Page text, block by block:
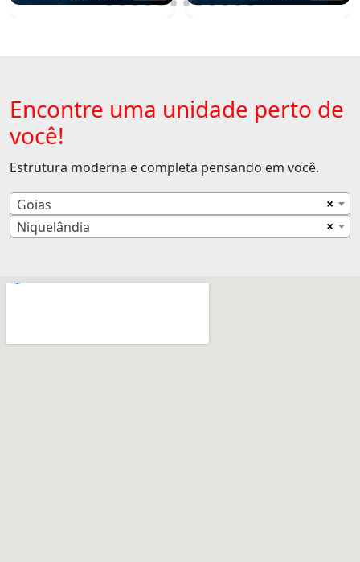
Encontre uma unidade perto de
você!
Estrutura moderna e completa pensando em você.
×
Goias
×
Niquelândia